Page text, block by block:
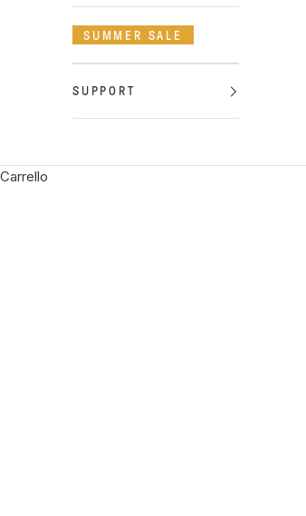
SUMMER SALE
SUPPORT
Carrello